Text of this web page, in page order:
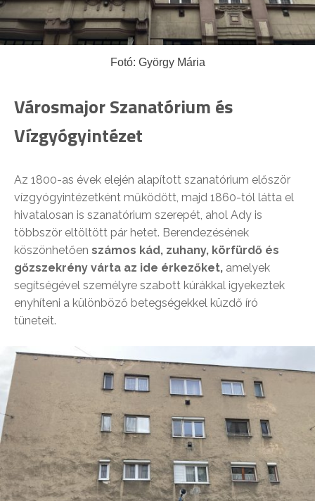
Fotó: György Mária
Városmajor Szanatórium és
Vízgyógyintézet
Az 1800-as évek elején alapított szanatórium először
vízgyógyintézetként működött, majd 1860-tól látta el
hivatalosan is szanatórium szerepét, ahol Ady is
többször eltöltött pár hetet. Berendezésének
köszönhetően számos kád, zuhany, körfürdő és
gőzszekrény várta az ide érkezőket, amelyek
segítségével személyre szabott kúrákkal igyekeztek
enyhíteni a különböző betegségekkel küzdő író
tüneteit.